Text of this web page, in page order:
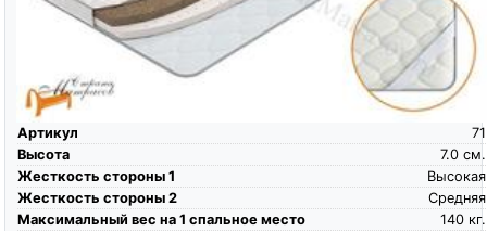
Артикул
71
Высота
см.
7.0
Жесткость стороны 1
Высокая
Жесткость стороны 2
Средняя
Максимальный вес на 1 спальное место
кг.
140